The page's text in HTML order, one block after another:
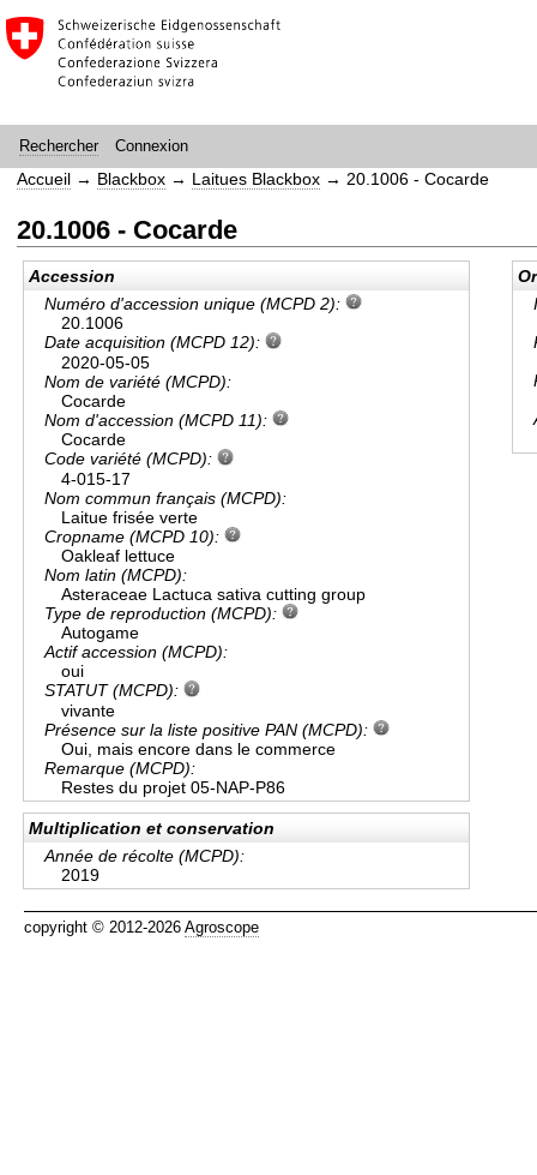
Rechercher Connexion
Accueil → Blackbox → Laitues Blackbox → 20.1006 - Cocarde
20.1006 - Cocarde
Accession
Numéro d'accession unique (MCPD 2):
20.1006
Date acquisition (MCPD 12):
2020-05-05
Nom de variété (MCPD):
Cocarde
Nom d'accession (MCPD 11):
Cocarde
Code variété (MCPD):
4-015-17
Nom commun français (MCPD):
Laitue frisée verte
Cropname (MCPD 10):
Oakleaf lettuce
Nom latin (MCPD):
Asteraceae Lactuca sativa cutting group
Type de reproduction (MCPD):
Autogame
Actif accession (MCPD):
oui
STATUT (MCPD):
vivante
Présence sur la liste positive PAN (MCPD):
Oui, mais encore dans le commerce
Remarque (MCPD):
Restes du projet 05-NAP-P86
Multiplication et conservation
Année de récolte (MCPD):
2019
copyright © 2012-2026 Agroscope